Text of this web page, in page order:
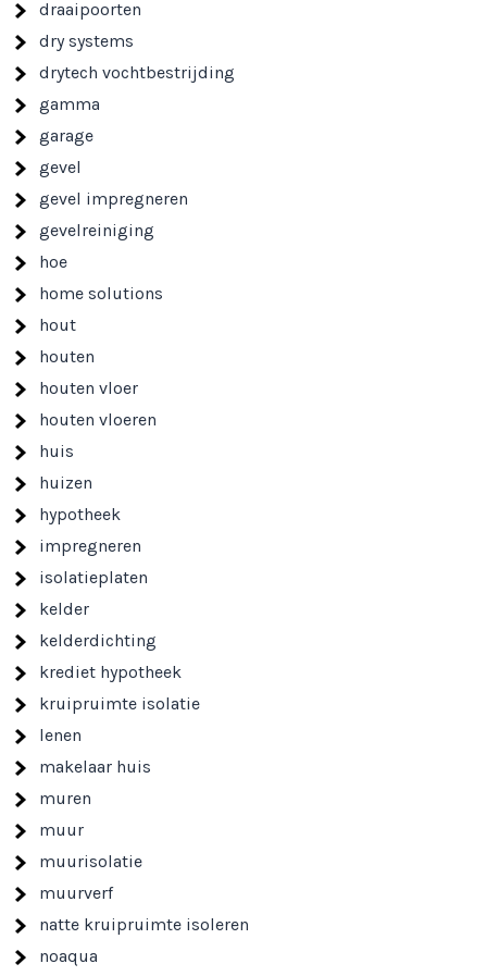
draaipoorten
dry systems
drytech vochtbestrijding
gamma
garage
gevel
gevel impregneren
gevelreiniging
hoe
home solutions
hout
houten
houten vloer
houten vloeren
huis
huizen
hypotheek
impregneren
isolatieplaten
kelder
kelderdichting
krediet hypotheek
kruipruimte isolatie
lenen
makelaar huis
muren
muur
muurisolatie
muurverf
natte kruipruimte isoleren
noaqua